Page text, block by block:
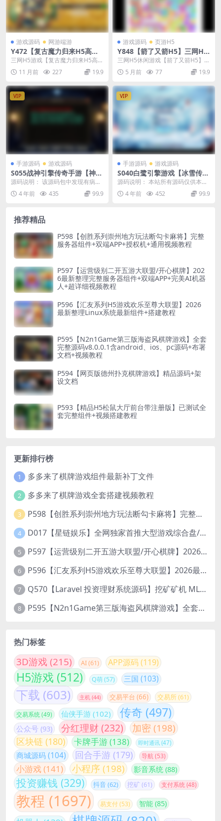
游戏源码 网游端游
Y472【复古魔力归来H5高爆
精修第二季】三网H5游戏202
5最新整理单机一键即玩镜像
端+Linux手工服务端+管理后
三网H5游戏【复古魔力归来H5高爆
精修第二季】2025最新整理单机一
键即玩镜像端...
11 月前 227 19.9
游戏源码 页游H5
Y848【箭了又箭H5】三网H5
休闲游戏2026最新整理WIN系
服务端+Linux手工服务端+教
程
三网H5休闲游戏【箭了又箭H5】2
026最新整理WIN系服务端+Linux
手工服...
5 月前 77 19.9
VIP
手游源码 游戏源码
S055战神引擎传奇手游【神皇
传说】2022整理win半手工服
源码说明： 该源码包中发现有病
毒，已删除掉了，如果群友在该源
码测试过程中发现不完...
4 年前 435 99.9
VIP
手游源码 游戏源码
S040白鹭引擎游戏【冰雪传奇
高爆版】2022整理Linux手工
源码说明： 本站所有源码仅供本站
会员群友们学习研究之用，请勿转
售商用或者其他违法...
4 年前 452 99.9
推荐精品
P598【创胜系列崇州地方玩法断勾卡麻将】完整
服务器组件+双端APP+授权机+通用视频教程
P597【运营级别二开五游大联盟/开心棋牌】202
6最新整理完整服务器组件+双端APP+完美AI机器
人+超详细视频教程
P596【汇友系列H5游戏欢乐至尊大联盟】2026
最新整理Linux系统最新组件+搭建教程
P595【N2n1Game第三版海盗风棋牌游戏】全套
完整源码v8.0.0.1含android、ios、pc源码+布署
文档+视频教程
P594【网页版德州扑克棋牌游戏】精品源码+架
设文档
P593【精品H5松鼠大厅前台带注册版】已测试全
套完整组件+视频搭建教程
更新排行榜
1 多多来了棋牌游戏组件最新补丁文件
2 多多来了棋牌游戏全套搭建视频教程
3 P598【创胜系列崇州地方玩法断勾卡麻将】完整服务器组件+双端APP+授权机+通用视频教程
4 D017【星链娱乐】全网独家首推大型游戏综合盘/体育/PG/电竟/电玩大型综合体
5 P597【运营级别二开五游大联盟/开心棋牌】2026最新整理完整服务器组件+双端APP+完美AI机器人+超详细视频教程
6 P596【汇友系列H5游戏欢乐至尊大联盟】2026最新整理Linux系统最新组件+搭建教程
7 Q570【Laravel 投资理财系统源码】挖矿矿机 MLM分销 带后台
8 P595【N2n1Game第三版海盗风棋牌游戏】全套完整源码v8.0.0.1含android、ios、pc源码+布署文档+视频教程
热门标签
3D游戏 (215) AI(61) APP源码(119)
H5游戏 (512) Q萌(57) 三国 (103)
下载 (603) 主机 (44) 交易平台 (66) 交易所(61)
交易系统 (49) 仙侠手游 (102) 传奇 (497)
公众号 (93) 分红理财 (232) 加密 (198)
区块链 (180) 卡牌手游(138) 即时通讯 (47)
商城源码(104) 回合手游 (179) 导航(53)
小游戏 (141) 小程序 (198) 影音系统 (88)
投资赚钱 (329) 抖音(62) 挖矿(61) 支付系统 (48)
教程 (1697) 易支付(53) 智能 (85)